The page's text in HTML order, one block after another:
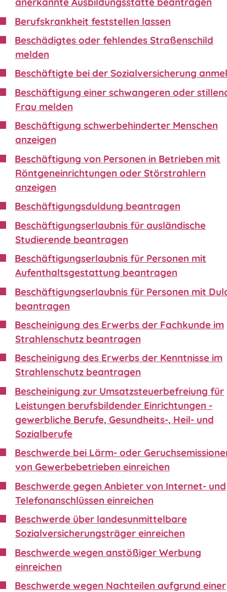
Berufskrankheit feststellen lassen
Beschädigtes oder fehlendes Straßenschild
melden
Beschäftigte bei der Sozialversicherung
Beschäftigung einer schwangeren oder
Frau melden
Beschäftigung schwerbehinderter Menschen
anzeigen
Beschäftigung von Personen in Betrieben mit
Röntgeneinrichtungen oder Störstrahlern
anzeigen
Beschäftigungsduldung beantragen
Beschäftigungserlaubnis für ausländische
Studierende beantragen
Beschäftigungserlaubnis für Personen mit
Aufenthaltsgestattung beantragen
Beschäftigungserlaubnis für Personen mit
beantragen
Bescheinigung des Erwerbs der Fachkunde im
Strahlenschutz beantragen
Bescheinigung des Erwerbs der Kenntnisse im
Strahlenschutz beantragen
Bescheinigung zur Umsatzsteuerbefreiung für
Leistungen berufsbildender Einrichtungen -
gewerbliche Berufe, Gesundheits-, Heil- und
Sozialberufe
Beschwerde bei Lärm- oder
von Gewerbebetrieben einreichen
Beschwerde gegen Anbieter von Internet- und
Telefonanschlüssen einreichen
Beschwerde über landesunmittelbare
Sozialversicherungsträger einreichen
Beschwerde wegen anstößiger Werbung
einreichen
Beschwerde wegen Nachteilen aufgrund einer